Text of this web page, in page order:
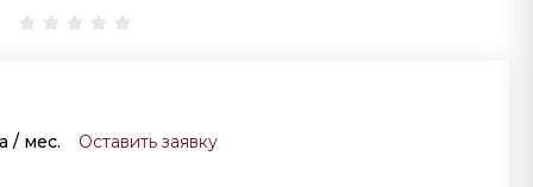
/ мес. Оставить заявку